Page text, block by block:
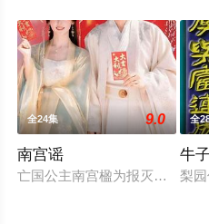
全24集 9.0
南宫谣
亡国公主南宫楹为报灭国之仇
全
牛
梨